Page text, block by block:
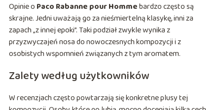
Opinie o Paco Rabanne pour Hommebardzo często są
skrajne. Jedni uważają go za nieśmiertelną klasykę, inni za
zapach „z innej epoki”. Taki podział zwykle wynika z
przyzwyczajeń nosa do nowoczesnych kompozycji i z
osobistych wspomnień związanych z tym aromatem.
Zalety według użytkowników
W recenzjach często powtarzają się konkretne plusy tej